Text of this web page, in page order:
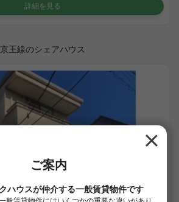
詳細を見る
京王線のシェアハウス